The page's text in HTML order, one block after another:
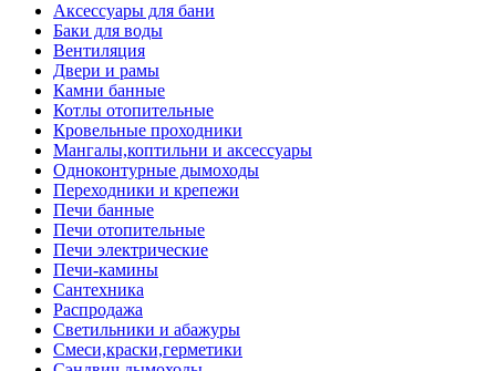
Аксессуары для бани
Баки для воды
Вентиляция
Двери и рамы
Камни банные
Котлы отопительные
Кровельные проходники
Мангалы,коптильни и аксессуары
Одноконтурные дымоходы
Переходники и крепежи
Печи банные
Печи отопительные
Печи электрические
Печи-камины
Сантехника
Распродажа
Светильники и абажуры
Смеси,краски,герметики